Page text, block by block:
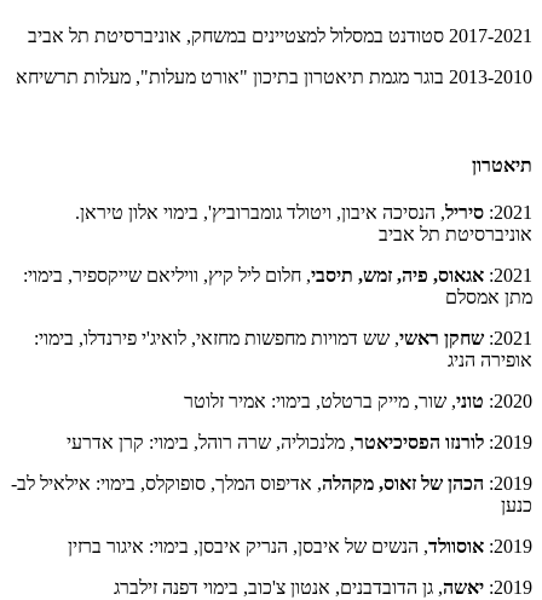
2017-2021 סטודנט במסלול למצטיינים במשחק, אוניברסיטת תל אביב
2013-2010 בוגר מגמת תיאטרון בתיכון "אורט מעלות", מעלות תרשיחא
תיאטרון
2021: סיריל, הנסיכה איבון, ויטולד גומברוביץ', בימוי אלון טיראן.
אוניברסיטת תל אביב
2021: אגאוס, פיה, זמש, תיסבי, חלום ליל קיץ, וויליאם שייקספיר, בימוי:
מתן אמסלם
2021: שחקן ראשי, שש דמויות מחפשות מחזאי, לואיג'י פירנדלו, בימוי:
אופירה הניג
2020: טוני, שור, מייק ברטלט, בימוי: אמיר זלוטר
2019: לורנזו הפסיכיאטר, מלנכוליה, שרה רוהל, בימוי: קרן אדרעי
2019: הכהן של זאוס, מקהלה, אדיפוס המלך, סופוקלס, בימוי: אילאיל לב-
כנען
2019: אוסוולד, הנשים של איבסן, הנריק איבסן, בימוי: איגור ברזין
2019: יאשה, גן הדובדבנים, אנטון צ'כוב, בימוי דפנה זילברג